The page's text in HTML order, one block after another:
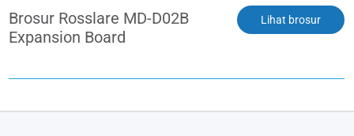
Brosur Rosslare MD-D02B
Expansion Board
Lihat brosur